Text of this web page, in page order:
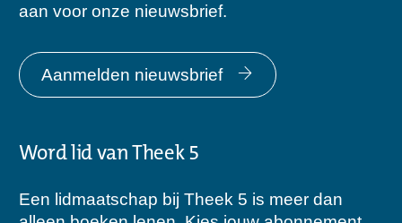
aan voor onze nieuwsbrief.
Aanmelden nieuwsbrief
Word lid van Theek 5
Een lidmaatschap bij Theek 5 is meer dan